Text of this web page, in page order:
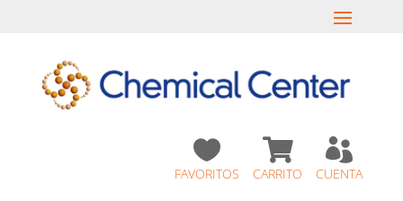

CUENTA

CARRITO

FAVORITOS